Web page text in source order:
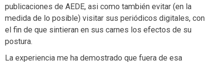
publicaciones de AEDE, asi como también evitar (en la
medida de lo posible) visitar sus periódicos digitales, con
el fin de que sintieran en sus carnes los efectos de su
postura.
La experiencia me ha demostrado que fuera de esa